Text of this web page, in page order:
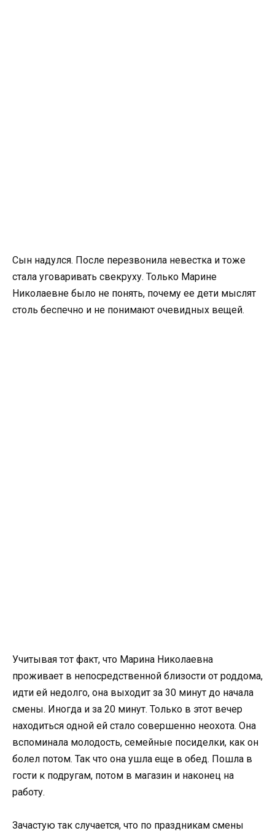
Сын надулся. После перезвонила невестка и тоже
стала уговаривать свекруху. Только Марине
Николаевне было не понять, почему ее дети мыслят
столь беспечно и не понимают очевидных вещей.
Учитывая тот факт, что Марина Николаевна
проживает в непосредственной близости от роддома,
идти ей недолго, она выходит за 30 минут до начала
смены. Иногда и за 20 минут. Только в этот вечер
находиться одной ей стало совершенно неохота. Она
вспоминала молодость, семейные посиделки, как он
болел потом. Так что она ушла еще в обед. Пошла в
гости к подругам, потом в магазин и наконец на
работу.
Зачастую так случается, что по праздникам смены